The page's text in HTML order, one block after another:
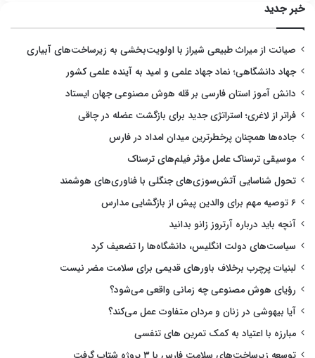
خبر جدید
صیانت از میراث طبیعی شیراز با اولویت‌بخشی به زیرساخت‌های آبیاری
جهاد دانشگاهی؛ نماد جهاد علمی و امید به آینده علمی کشور
دانش آموز استان فارسی بر قله هوش مصنوعی جهان ایستاد
فراتر از لاغری؛ استراتژی جدید برای بازگشت عضله در چاقی
جاده‌ها همچنان پرخطرترین میدان امداد در فارس
موسیقی ترسناک عامل مؤثر فیلم‌های ترسناک
تحول شناسایی آتش‌سوزی‌های جنگلی با فناوری‌های هوشمند
۶ توصیه مهم برای والدین پیش از بازگشایی مدارس
آنچه باید درباره آرتروز زانو بدانید
سیاست‌های دولت انگلیس، دانشگاه‌ها را تضعیف کرد
لبنیات پرچرب برخلاف باورهای قدیمی برای سلامت مضر نیست
رؤیای هوش مصنوعی چه زمانی واقعی می‌شود؟
آیا بیهوشی در زنان و مردان متفاوت عمل می‌کند؟
مبارزه با اعتیاد به کمک تمرین های تنفسی